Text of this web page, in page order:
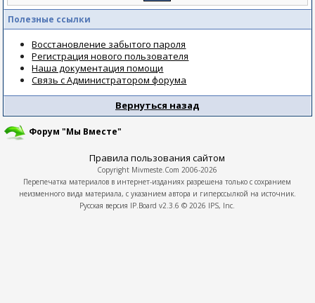
Полезные ссылки
Восстановление забытого пароля
Регистрация нового пользователя
Наша документация помощи
Связь с Администратором форума
Вернуться назад
Форум "Мы Вместе"
Правила пользования сайтом
Copyright Mivmeste.Com 2006-2026
Перепечатка материалов в интернет-изданиях разрешена только с сохранием
неизменного вида материала, с указанием автора и гиперссылкой на источник.
Русская версия IP.Board v2.3.6 © 2026 IPS, Inc.